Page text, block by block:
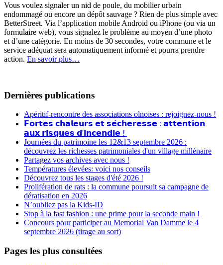
Vous voulez signaler un nid de poule, du mobilier urbain
endommagé ou encore un dépôt sauvage ? Rien de plus simple avec
BetterStreet. Via l’application mobile Android ou iPhone (ou via un
formulaire web), vous signalez le problème au moyen d’une photo
et d’une catégorie. En moins de 30 secondes, votre commune et le
service adéquat sera automatiquement informé et pourra prendre
action. En savoir plus…
Dernières publications
Apéritif-rencontre des associations olnoises : rejoignez-nous !
𝗙𝗼𝗿𝘁𝗲𝘀 𝗰𝗵𝗮𝗹𝗲𝘂𝗿𝘀 𝗲𝘁 𝘀𝗲́𝗰𝗵𝗲𝗿𝗲𝘀𝘀𝗲 : 𝗮𝘁𝘁𝗲𝗻𝘁𝗶𝗼𝗻
𝗮𝘂𝘅 𝗿𝗶𝘀𝗾𝘂𝗲𝘀 𝗱'𝗶𝗻𝗰𝗲𝗻𝗱𝗶𝗲 !
Journées du patrimoine les 12&13 septembre 2026 :
découvrez les richesses patrimoniales d'un village millénaire
Partagez vos archives avec nous !
Températures élevées: voici nos conseils
Découvrez tous les stages d'été 2026 !
Prolifération de rats : la commune poursuit sa campagne de
dératisation en 2026
N’oubliez pas la Kids-ID
Stop à la fast fashion : une prime pour la seconde main !
Concours pour participer au Memorial Van Damme le 4
septembre 2026 (tirage au sort)
Pages les plus consultées